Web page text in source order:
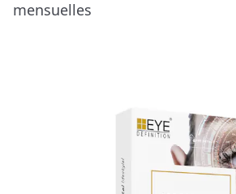
mensuelles